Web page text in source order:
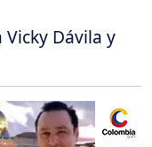
Dávila y